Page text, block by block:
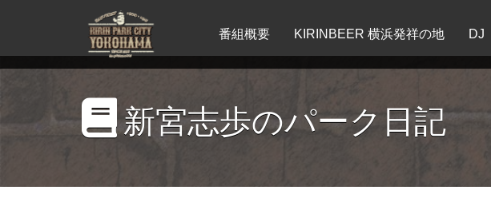
番組概要 KIRINBEER 横浜発祥の地 DJ
新宮志歩のパーク日記